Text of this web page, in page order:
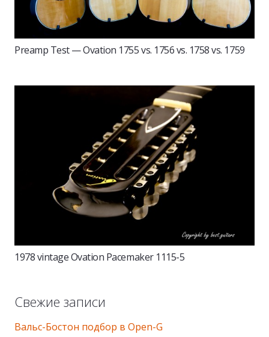
Preamp Test — Ovation 1755 vs. 1756 vs. 1758 vs. 1759
1978 vintage Ovation Pacemaker 1115-5
Свежие записи
Вальс-Бостон подбор в Оpen-G